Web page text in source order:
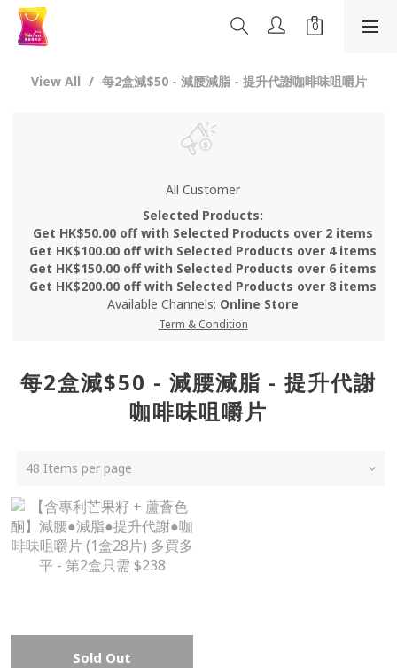
View All 每2盒減$50 - 減腰減脂 - 提升代謝咖啡味咀嚼片
All Customer
Selected Products:
Get HK$50.00 off with Selected Products over 2 items
Get HK$100.00 off with Selected Products over 4 items
Get HK$150.00 off with Selected Products over 6 items
Get HK$200.00 off with Selected Products over 8 items
Available Channels: Online Store
Term & Condition
每2盒減$50 - 減腰減脂 - 提升代謝
咖啡味咀嚼片
48 Items per page
Sold Out